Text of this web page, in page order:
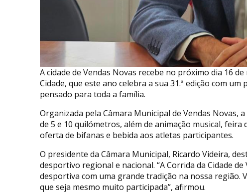
A cidade de Vendas Novas recebe no próximo dia 16
Cidade, que este ano celebra a sua 31.ª edição com
pensado para toda a família.
Organizada pela Câmara Municipal de Vendas Novas,
de 5 e 10 quilómetros, além de animação musical,
oferta de bifanas e bebida aos atletas participantes.
O presidente da Câmara Municipal, Ricardo Videira,
desportivo regional e nacional. “A Corrida da Cidade
desportiva com uma grande tradição na nossa região.
que seja mesmo muito participada”, afirmou.